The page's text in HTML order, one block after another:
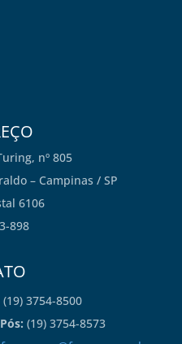
nº 805
– Campinas / SP
6106
898
(19) 3754-8500
(19) 3754-8573